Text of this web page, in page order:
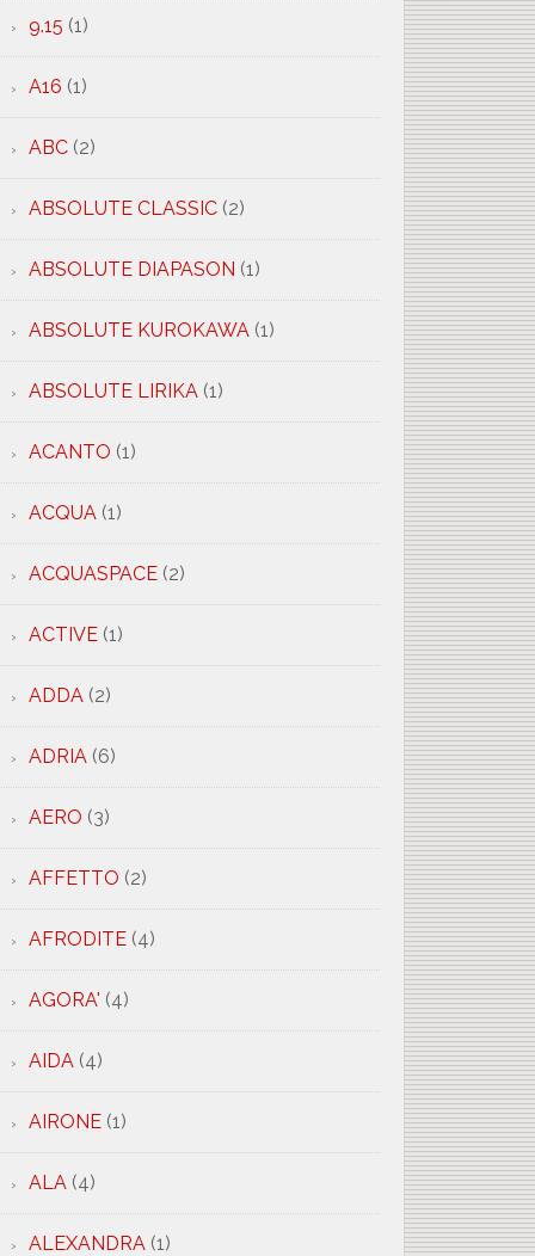
9.15 (1)
A16 (1)
ABC(2)
ABSOLUTE CLASSIC(2)
ABSOLUTE DIAPASON (1)
ABSOLUTE KUROKAWA(1)
ABSOLUTE LIRIKA(1)
ACANTO (1)
ACQUA(1)
ACQUASPACE(2)
ACTIVE(1)
ADDA(2)
ADRIA(6)
AERO (3)
AFFETTO (2)
AFRODITE(4)
AGORA' (4)
AIDA(4)
AIRONE(1)
ALA(4)
ALEXANDRA(1)